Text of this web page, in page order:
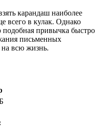
карандаш наиболее
всего в кулак. Однако
подобная привычка быстро
письменных
на всю жизнь.